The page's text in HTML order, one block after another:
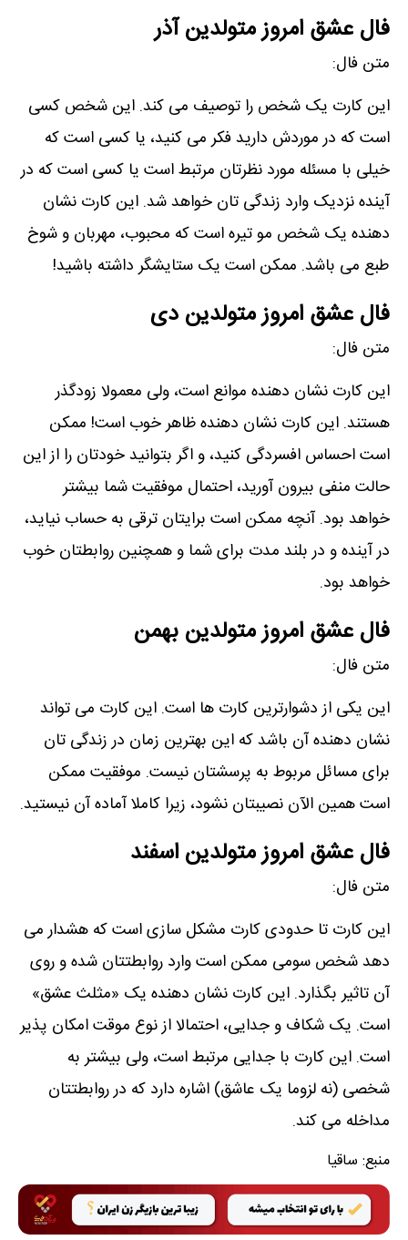
فال عشق امروز متولدین آذر
متن فال:
این کارت یک شخص را توصیف می کند. این شخص کسی
است که در موردش دارید فکر می کنید، یا کسی است که
خیلی با مسئله مورد نظرتان مرتبط است یا کسی است که در
آینده نزدیک وارد زندگی تان خواھد شد. این کارت نشان
دھنده یک شخص مو تیره است که محبوب، مھربان و شوخ
طبع می باشد. ممکن است یک ستایشگر داشته باشید!
فال عشق امروز متولدین دی
متن فال:
این کارت نشان دھنده موانع است، ولی معمولا زودگذر
ھستند. این کارت نشان دھنده ظاھر خوب است! ممکن
است احساس افسردگی کنید، و اگر بتوانید خودتان را از این
حالت منفی بیرون آورید، احتمال موفقیت شما بیشتر
خواھد بود. آنچه ممکن است برایتان ترقی به حساب نیاید،
در آینده و در بلند مدت برای شما و ھمچنین روابطتان خوب
خواھد بود.
فال عشق امروز متولدین بهمن
متن فال:
این یکی از دشوارترین کارت ھا است. این کارت می تواند
نشان دھنده آن باشد که این بھترین زمان در زندگی تان
برای مسائل مربوط به پرسشتان نیست. موفقیت ممکن
است ھمین الآن نصیبتان نشود، زیرا کاملا آماده آن نیستید.
فال عشق امروز متولدین اسفند
متن فال:
این کارت تا حدودی کارت مشکل سازی است که ھشدار می
دھد شخص سومی ممکن است وارد روابطتتان شده و روی
آن تاثیر بگذارد. این کارت نشان دھنده یک «مثلث عشق»
است. یک شکاف و جدایی، احتمالا از نوع موقت امکان پذیر
است. این کارت با جدایی مرتبط است، ولی بیشتر به
شخصی (نه لزوما یک عاشق) اشاره دارد که در روابطتتان
مداخله می کند.
منبع: ساقیا